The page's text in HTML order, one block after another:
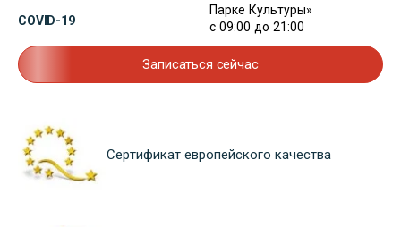
COVID-19
Парке Культуры»
с 09:00 до 21:00
Записаться сейчас
Сертификат европейского качества